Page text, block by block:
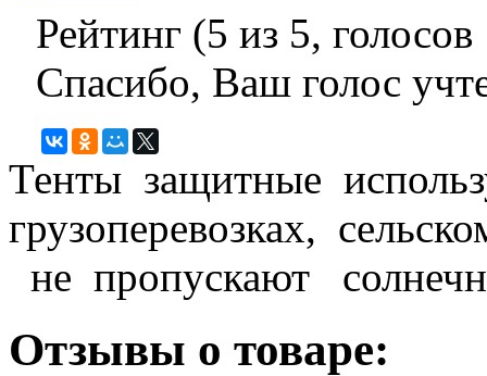
Рейтинг (5 из 5, голосов
Спасибо, Ваш голос
Тенты защитные
грузоперевозках,
не пропускают
Отзывы о товаре: